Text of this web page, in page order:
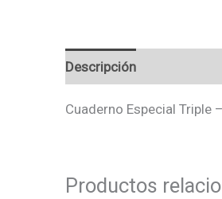
Descripción
Cuaderno Especial Triple
Productos